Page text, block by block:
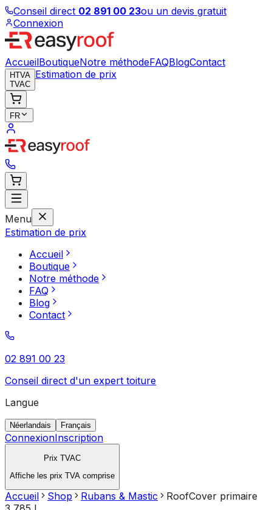
Conseil direct 02 891 00 23ou un devis gratuit
Connexion
AccueilBoutiqueNotre méthodeFAQBlogContact
HTVA
TVAC
Estimation de prix
FR
Menu
Estimation de prix
Accueil
Boutique
Notre méthode
FAQ
Blog
Contact
02 891 00 23
Conseil direct d'un expert toiture
Langue
Néerlandais Français
ConnexionInscription
Prix TVAC
Affiche les prix TVA comprise
Accueil Shop Rubans & Mastic
RoofCover primaire